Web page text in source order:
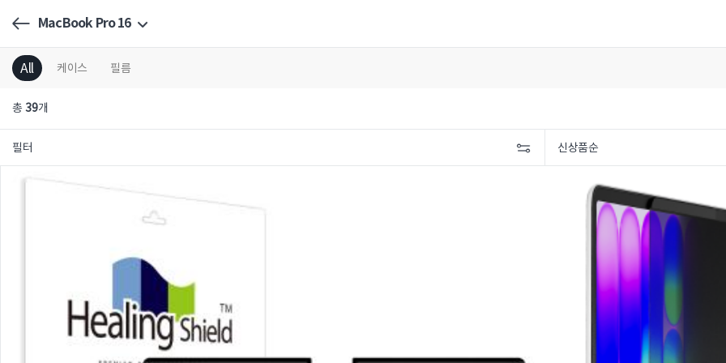
MacBook Pro 16
All 케이스 필름
총 39개
필터